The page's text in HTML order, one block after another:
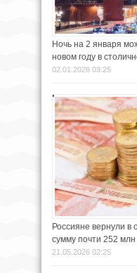
Ночь на 2 января
новом году в
02.01.2026 03:25
Россияне вернули в
сумму почти 252 млн
21.05.2026 02:25